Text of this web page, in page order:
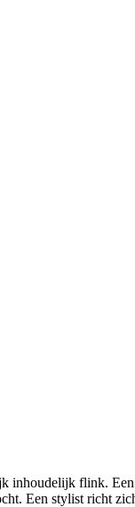
inhoudelijk flink.
Een stylist richt